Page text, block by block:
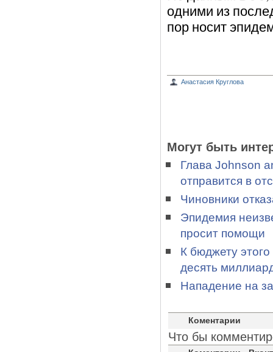
одними из
пор носит
Анастасия Круглова
Могут быть
Глава Johnson
отправится в
Чиновники
Эпидемия
просит помощи
К бюджету
десять
Нападение на
Коментарии
Что бы